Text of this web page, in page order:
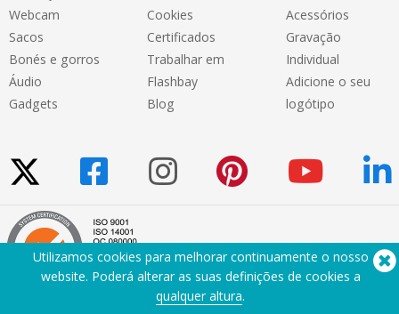
Webcam
Sacos
Bonés e gorros
Áudio
Gadgets
Cookies
Certificados
Trabalhar em
Flashbay
Blog
Acessórios
Gravação
Individual
Adicione o seu
logótipo
Utilizamos cookies para melhorar continuamente o nosso
website. Poderá alterar as suas definições de cookies a
qualquer altura.